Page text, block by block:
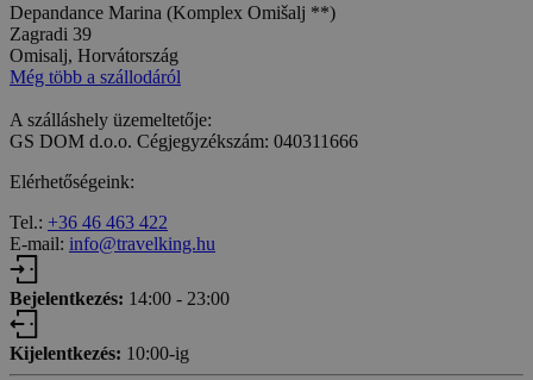
Depandance Marina (Komplex Omišalj **)
Zagradi 39
Omisalj, Horvátország
Még több a szállodáról
A szálláshely üzemeltetője:
GS DOM d.o.o. Cégjegyzékszám: 040311666
Elérhetőségeink:
Tel.: +36 46 463 422
E-mail: info@travelking.hu
Bejelentkezés: 14:00 - 23:00
Kijelentkezés: 10:00-ig